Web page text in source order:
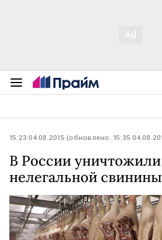
15:23 04.08.2015 (обновлено: 15:35
В России
нелегальной свинины